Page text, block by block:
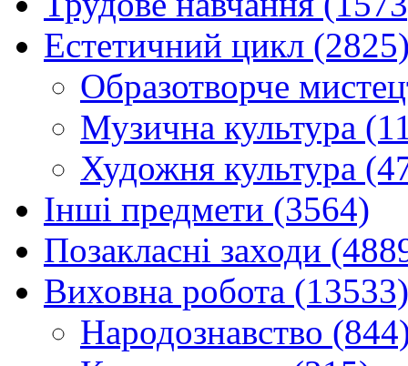
Естетичний цикл
Образотворче
Музична культура
Художня культура
Інші предмети (3564)
Позакласні заходи
Виховна робота (13533)
Народознавство